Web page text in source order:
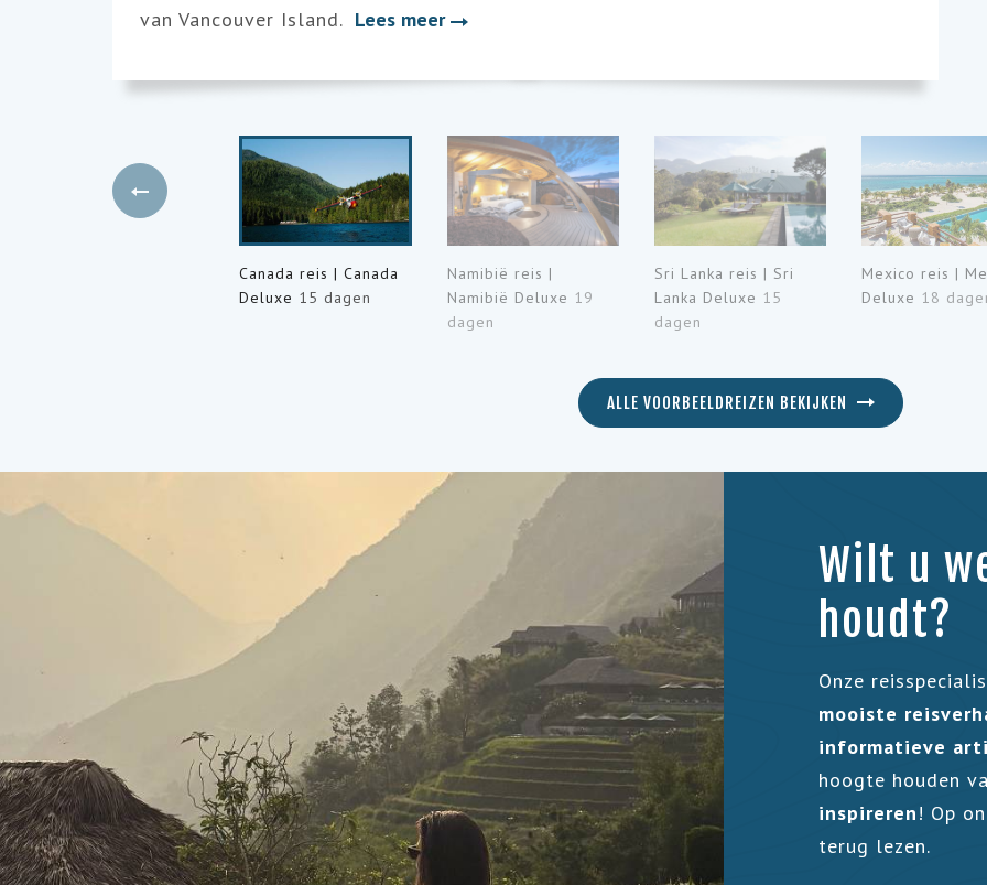
van Vancouver Island. Lees meer
Canada reis | Canada
Deluxe 15 dagen
Namibië reis |
Namibië Deluxe 19
dagen
Sri Lanka reis | Sri
Lanka Deluxe 15
dagen
Mexico reis |
Deluxe 18
ALLE VOORBEELDREIZEN BEKIJKEN
Wilt u
houdt?
Onze
mooiste
informatieve
hoogte houden
inspireren! Op
terug lezen.